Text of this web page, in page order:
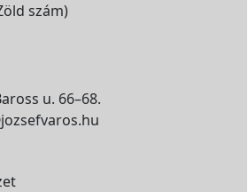
szám)
u. 66–68.